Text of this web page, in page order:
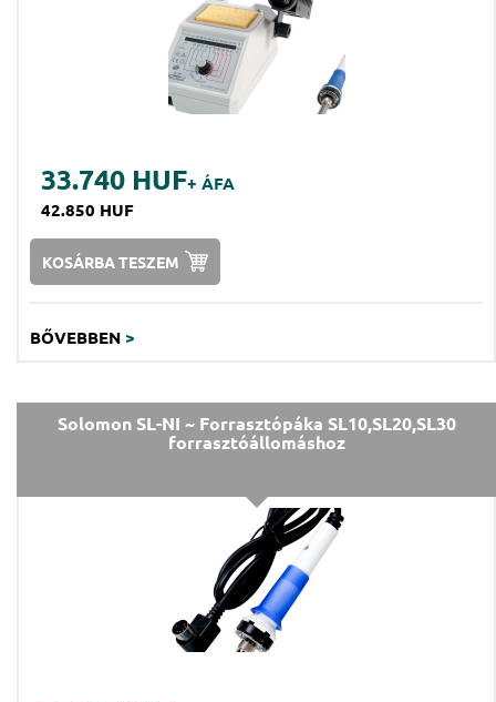
33.740 HUF+ ÁFA
42.850 HUF
KOSÁRBA TESZEM
BŐVEBBEN >
Solomon SL-NI ~ Forrasztópáka SL10,SL20,SL30
forrasztóállomáshoz